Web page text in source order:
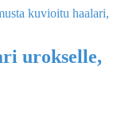
urokselle,